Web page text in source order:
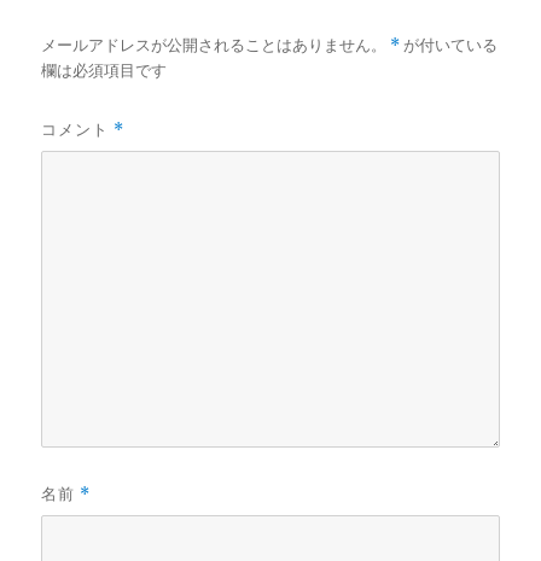
メールアドレスが公開されることはありません。 * が付いている
欄は必須項目です
コメント *
名前 *